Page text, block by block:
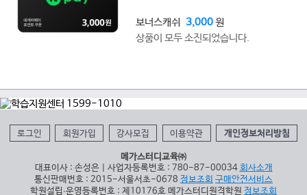
보너스캐쉬 3,000원
상품이 모두 소진되었습니다.
로그인 회원가입 강사모집 이용약관 개인정보처리방침
메가스터디교육㈜
대표이사 : 손성은 | 사업자등록번호 : 780-87-00034 회사소개
통신판매번호 : 2015-서울서초-0678 정보조회 구매안전서비스
학원설립∙운영등록번호 : 제10176호 메가스터디원격학원 정보조회